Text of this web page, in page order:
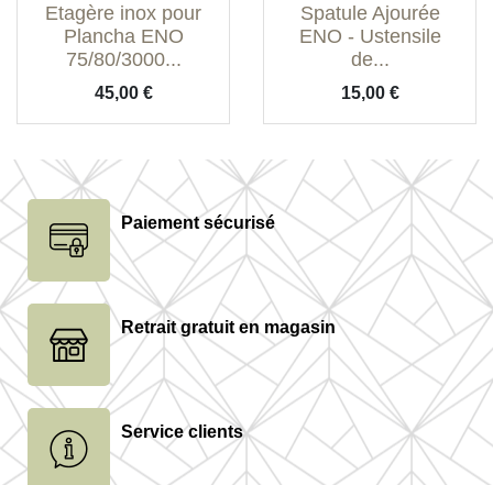
Etagère inox pour
Plancha ENO
75/80/3000...
Prix
45,00 €
Spatule Ajourée
ENO - Ustensile
de...
Prix
15,00 €
Paiement sécurisé
Retrait gratuit en magasin
Service clients